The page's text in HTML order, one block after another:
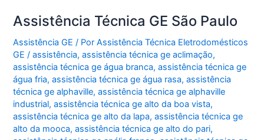
Assistência Técnica GE São Paulo
Assistência GE / PorAssistência Técnica Eletrodomésticos
GE/assistência,assistência técnica ge aclimação,
assistência técnica ge água branca,assistência técnica ge
água fria,assistência técnica ge água rasa,assistência
técnica ge alphaville,assistência técnica ge alphaville
industrial,assistência técnica ge alto da boa vista,
assistência técnica ge alto da lapa,assistência técnica ge
alto da mooca,assistência técnica ge alto do pari,